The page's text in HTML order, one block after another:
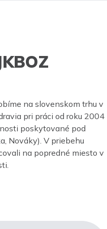
na slovenskom trhu v
pri práci od roku 2004
poskytované pod
Nováky). V priebehu
na popredné miesto v